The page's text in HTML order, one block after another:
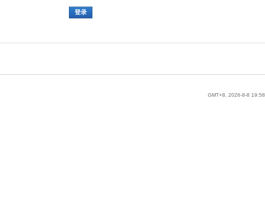
登录
GMT+8, 2026-8-8 19:58